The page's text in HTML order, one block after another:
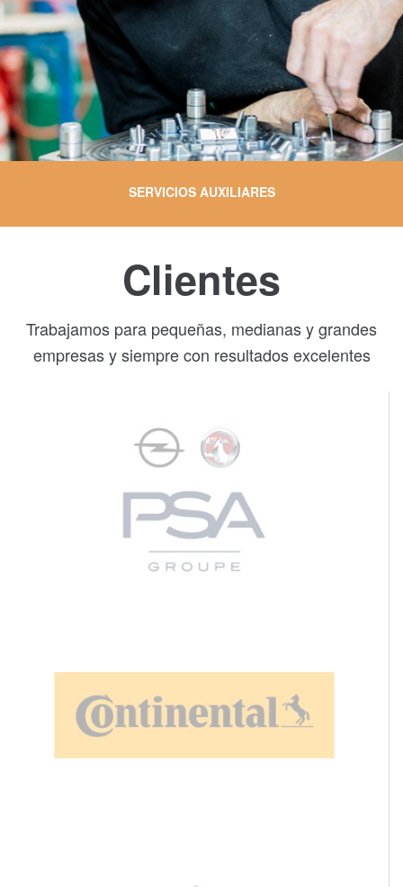
SERVICIOS AUXILIARES
Clientes
Trabajamos para pequeñas, medianas y grandes
empresas y siempre con resultados excelentes